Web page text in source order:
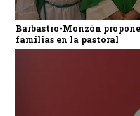
Barbastro-Monzón
familias en la pastoral